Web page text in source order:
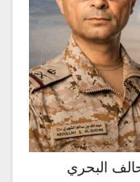
البحري